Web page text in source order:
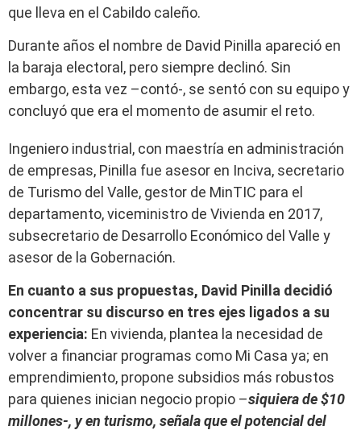
que lleva en el Cabildo caleño.
Durante años el nombre de David Pinilla apareció en
la baraja electoral, pero siempre declinó. Sin
embargo, esta vez –contó-, se sentó con su equipo y
concluyó que era el momento de asumir el reto.
Ingeniero industrial, con maestría en administración
de empresas, Pinilla fue asesor en Inciva, secretario
de Turismo del Valle, gestor de MinTIC para el
departamento, viceministro de Vivienda en 2017,
subsecretario de Desarrollo Económico del Valle y
asesor de la Gobernación.
En cuanto a sus propuestas, David Pinilla decidió
concentrar su discurso en tres ejes ligados a su
experiencia: En vivienda, plantea la necesidad de
volver a financiar programas como Mi Casa ya; en
emprendimiento, propone subsidios más robustos
para quienes inician negocio propio –siquiera de $10
millones-, y en turismo, señala que el potencial del